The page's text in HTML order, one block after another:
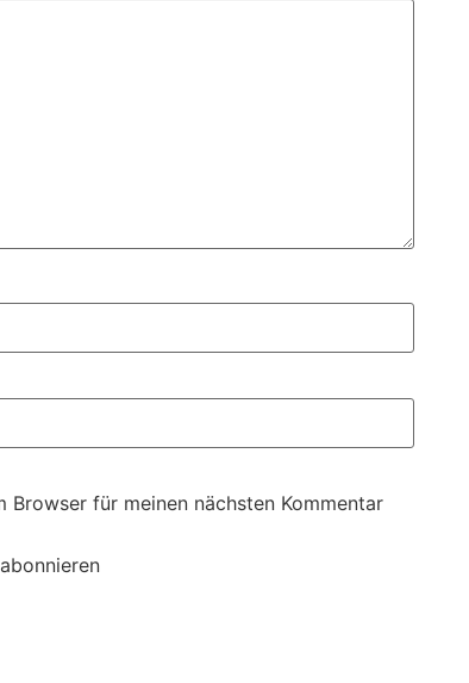
Browser für meinen nächsten Kommentar